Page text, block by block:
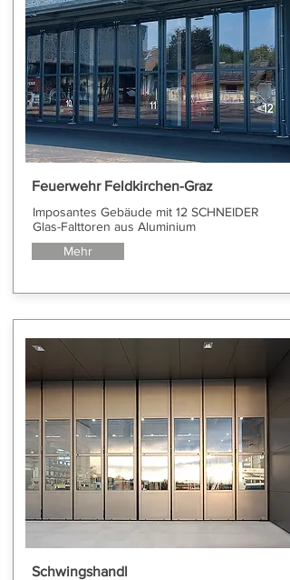
Imposantes Gebäude mit 12 SCHNEIDER
Glas-Falttoren aus Aluminium
Feuerwehr Feldkirchen-Graz
Mehr
Schwingshandl